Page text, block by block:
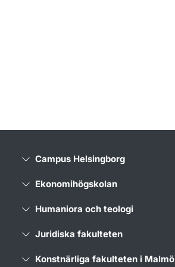
Campus Helsingborg
Ekonomihögskolan
Humaniora och teologi
Juridiska fakulteten
Konstnärliga fakulteten i Malmö